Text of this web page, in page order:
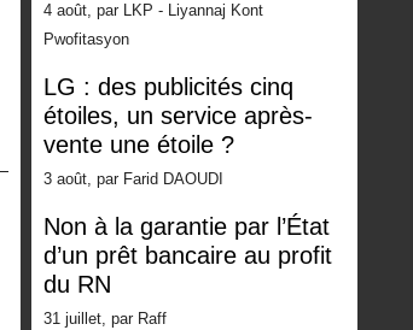
4 août, par LKP - Liyannaj Kont
Pwofitasyon
LG : des publicités cinq
étoiles, un service après-
vente une étoile ?
3 août, par Farid DAOUDI
Non à la garantie par l’État
d’un prêt bancaire au profit
du RN
31 juillet, par Raff